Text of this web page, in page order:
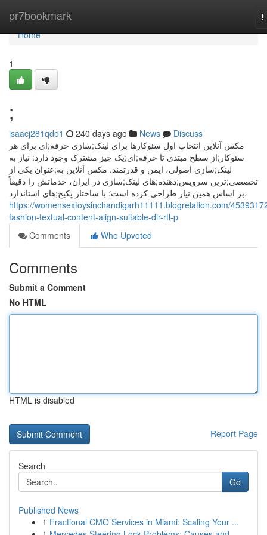
pr7bookmark
Home
Home
1
;
isaacj281qdo1 240 days ago News
Discuss
مکس آنلاین انتخاب اول سئوکارها برای لینک;سازی حرفه;ای برای هر
سئوکار;از سطح مبتدی تا حرفه;ای;یک چیز مشترک وجود دارد: نیاز به
لینک;سازی اصولی، ایمن و قدرتمند. مکس آنلاین به;عنوان یکی از
تخصصی;ترین سرویس;دهنده;های لینک;سازی در ایران، خدماتش را دقیقاً
بر اساس همین نیاز طراحی کرده است؛ با ساختار پکیج;های استاندارد،
https://womensextoysinchandigarh11111.blogrelation.com/
fashion-textual-content-align-suitable-dir-rtl-p
Comments
Who Upvoted
Comments
Submit a Comment
No HTML
HTML is disabled
Report Page
Search
Go
Published News
1 Fractional CMO Services in Miami: Scaling Your ...